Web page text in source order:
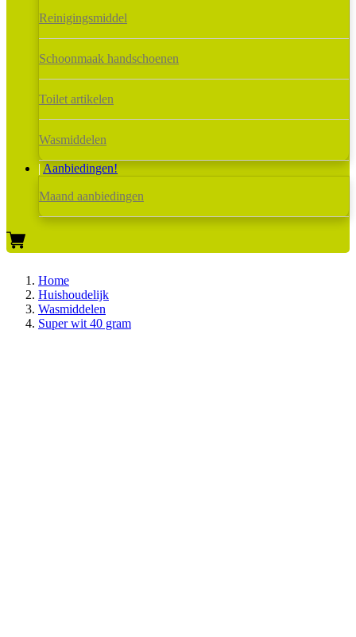
Reinigingsmiddel
Schoonmaak handschoenen
Toilet artikelen
Wasmiddelen
Aanbiedingen!
Maand aanbiedingen
Home
Huishoudelijk
Wasmiddelen
Super wit 40 gram